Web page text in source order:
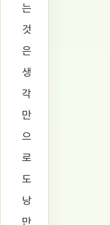
는
것
은
생
각
만
으
로
도
낭
만